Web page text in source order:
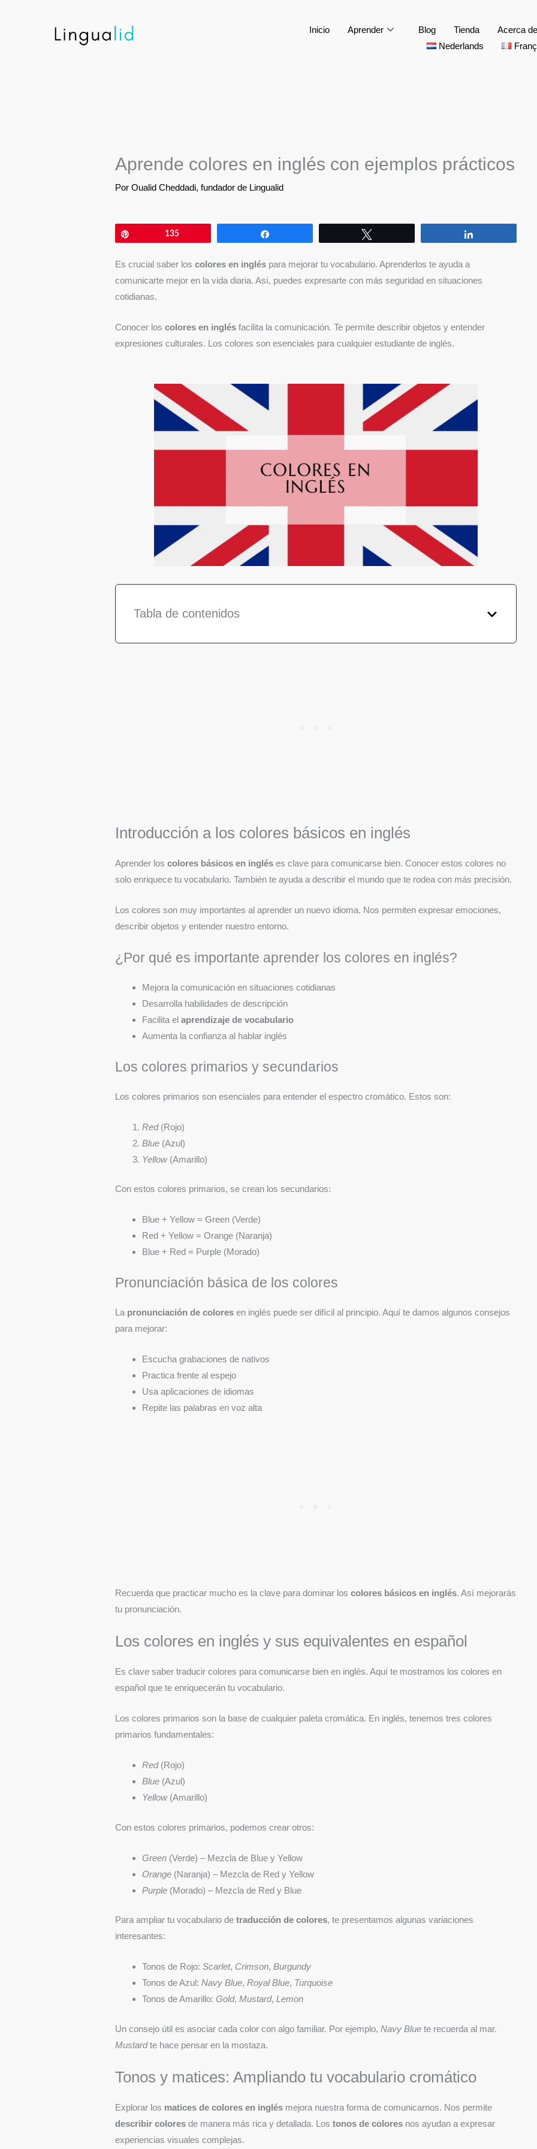
Inicio Aprender Blog Tienda Acerca de
Nederlands
Aprende colores en inglés con ejemplos prácticos
PorOualid Cheddadi, fundador de Lingualid
135
Es crucial saber loscolores en inglés para mejorar tu vocabulario. Aprenderlos te ayuda a
comunicarte mejor en la vida diaria. Así, puedes expresarte con más seguridad en situaciones
cotidianas.
Conocer loscolores en inglés facilita la comunicación. Te permite describir objetos y entender
expresiones culturales. Los colores son esenciales para cualquier estudiante de inglés.
Tabla de contenidos
Introducción a los colores básicos en inglés
Aprender loscolores básicos en inglés es clave para comunicarse bien. Conocer estos colores no
solo enriquece tu vocabulario. También te ayuda a describir el mundo que te rodea con más precisión.
Los colores son muy importantes al aprender un nuevo idioma. Nos permiten expresar emociones,
describir objetos y entender nuestro entorno.
¿Por qué es importante aprender los colores en inglés?
Mejora la comunicación en situaciones cotidianas
Desarrolla habilidades de descripción
Facilita elaprendizaje de vocabulario
Aumenta la confianza al hablar inglés
Los colores primarios y secundarios
Los colores primarios son esenciales para entender el espectro cromático. Estos son:
Red(Rojo)
Blue (Azul)
Yellow(Amarillo)
Con estos colores primarios, se crean los secundarios:
Blue + Yellow = Green (Verde)
Red + Yellow = Orange (Naranja)
Blue + Red = Purple (Morado)
Pronunciación básica de los colores
La pronunciación de colores en inglés puede ser difícil al principio. Aquí te damos algunos consejos
para mejorar:
Escucha grabaciones de nativos
Practica frente al espejo
Usa aplicaciones de idiomas
Repite las palabras en voz alta
Recuerda que practicar mucho es la clave para dominar loscolores básicos en inglés. Así mejorarás
tu pronunciación.
Los colores en inglés y sus equivalentes en español
Es clave saber traducir colores para comunicarse bien en inglés. Aquí te mostramos los colores en
español que te enriquecerán tu vocabulario.
Los colores primarios son la base de cualquier paleta cromática. En inglés, tenemos tres colores
primarios fundamentales:
Red(Rojo)
Blue (Azul)
Yellow(Amarillo)
Con estos colores primarios, podemos crear otros:
Green (Verde) – Mezcla de Blue y Yellow
Orange (Naranja) – Mezcla de Red y Yellow
Purple (Morado) – Mezcla de Red y Blue
Para ampliar tu vocabulario detraducción de colores, te presentamos algunas variaciones
interesantes:
Tonos de Rojo:Scarlet, Crimson,Burgundy
Tonos de Azul:Navy Blue,Royal Blue, Turquoise
Tonos de Amarillo:Gold,Mustard,Lemon
Un consejo útil es asociar cada color con algo familiar. Por ejemplo,Navy Blue te recuerda al mar.
Mustardte hace pensar en la mostaza.
Tonos y matices: Ampliando tu vocabulario cromático
Explorar los matices de colores en inglés mejora nuestra forma de comunicarnos. Nos permite
describir colores de manera más rica y detallada. Lostonos de colores nos ayudan a expresar
experiencias visuales complejas.